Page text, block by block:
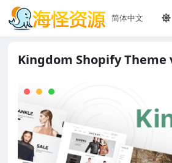
Kingdom Shopify Theme